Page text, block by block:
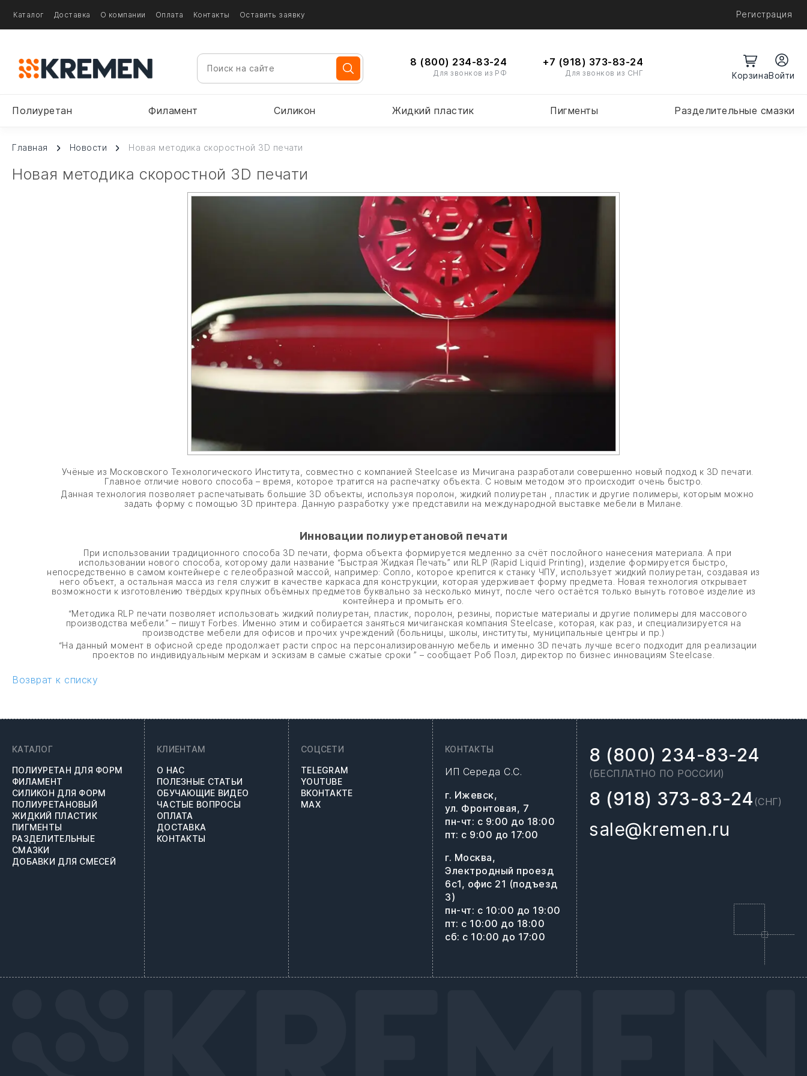
Каталог Доставка О компании Оплата Контакты Оставить заявку Регистрация
8 (800) 234-83-24
Для звонков из РФ
+7 (918) 373-83-24
Для звонков из СНГ Войти
Полиуретан Филамент Силикон Жидкий пластик Пигменты Разделительные смазки
Главная Новости Новая методика скоростной 3D печати
Новая методика скоростной 3D печати
Учёные из Московского Технологического Института, совместно с компанией Steelcase из Мичигана разработали совершенно новый подход к 3D печати.
Главное отличие нового способа – время, которое тратится на распечатку объекта. С новым методом это происходит очень быстро.
Данная технология позволяет распечатывать большие 3D объекты, используя поролон, жидкий полиуретан , пластик и другие полимеры, которым можно
задать форму с помощью 3D принтера. Данную разработку уже представили на международной выставке мебели в Милане.
Инновации полиуретановой печати
При использовании традиционного способа 3D печати, форма объекта формируется медленно за счёт послойного нанесения материала. А при
использовании нового способа, которому дали название “Быстрая Жидкая Печать” или RLP (Rapid Liquid Printing), изделие формируется быстро,
непосредственно в самом контейнере с гелеобразной массой, например: Сопло, которое крепится к станку ЧПУ, использует жидкий полиуретан, создавая из
него объект, а остальная масса из геля служит в качестве каркаса для конструкции, которая удерживает форму предмета. Новая технология открывает
возможности к изготовлению твёрдых крупных объёмных предметов буквально за несколько минут, после чего остаётся только вынуть готовое изделие из
контейнера и промыть его.
“Методика RLP печати позволяет использовать жидкий полиуретан, пластик, поролон, резины, пористые материалы и другие полимеры для массового
производства мебели.” – пишут Forbes. Именно этим и собирается заняться мичиганская компания Steelcase, которая, как раз, и специализируется на
производстве мебели для офисов и прочих учреждений (больницы, школы, институты, муниципальные центры и пр.)
“На данный момент в офисной среде продолжает расти спрос на персонализированную мебель и именно 3D печать лучше всего подходит для реализации
проектов по индивидуальным меркам и эскизам в самые сжатые сроки ” – сообщает Роб Поэл, директор по бизнес инновациям Steelcase.
Возврат к списку
КАТАЛОГ
ПОЛИУРЕТАН ДЛЯ ФОРМ
ФИЛАМЕНТ
СИЛИКОН ДЛЯ ФОРМ
ПОЛИУРЕТАНОВЫЙ
ЖИДКИЙ ПЛАСТИК
ПИГМЕНТЫ
РАЗДЕЛИТЕЛЬНЫЕ
СМАЗКИ
ДОБАВКИ ДЛЯ СМЕСЕЙ
КЛИЕНТАМ
О НАС
ПОЛЕЗНЫЕ СТАТЬИ
ОБУЧАЮЩИЕ ВИДЕО
ЧАСТЫЕ ВОПРОСЫ
ОПЛАТА
ДОСТАВКА
КОНТАКТЫ
СОЦСЕТИ
TELEGRAM
YOUTUBE
ВКОНТАКТЕ
MAX
КОНТАКТЫ
ИП Середа С.С.
г. Ижевск,
ул. Фронтовая, 7
пн-чт: с 9:00 до 18:00
пт: с 9:00 до 17:00
г. Москва,
Электродный проезд
6с1, офис 21 (подъезд
3)
пн-чт: с 10:00 до 19:00
пт: с 10:00 до 18:00
сб: с 10:00 до 17:00
8 (800) 234-83-24
(БЕСПЛАТНО ПО РОССИИ)
8 (918) 373-83-24 (СНГ)
sale@kremen.ru